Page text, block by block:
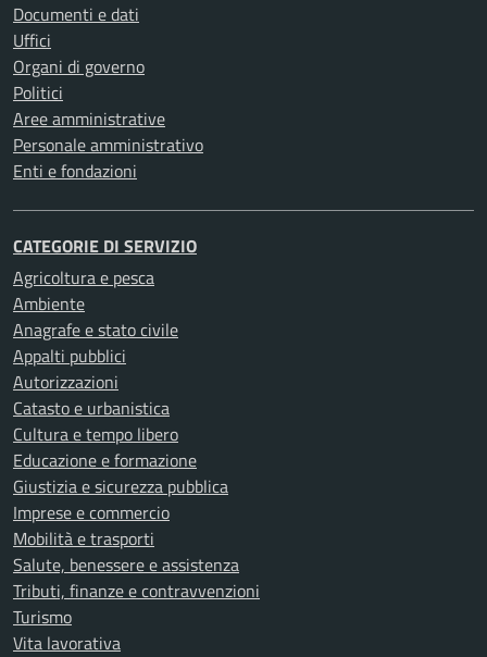
Documenti e dati
Uffici
Organi di governo
Politici
Aree amministrative
Personale amministrativo
Enti e fondazioni
CATEGORIE DI SERVIZIO
Agricoltura e pesca
Ambiente
Anagrafe e stato civile
Appalti pubblici
Autorizzazioni
Catasto e urbanistica
Cultura e tempo libero
Educazione e formazione
Giustizia e sicurezza pubblica
Imprese e commercio
Mobilità e trasporti
Salute, benessere e assistenza
Tributi, finanze e contravvenzioni
Turismo
Vita lavorativa